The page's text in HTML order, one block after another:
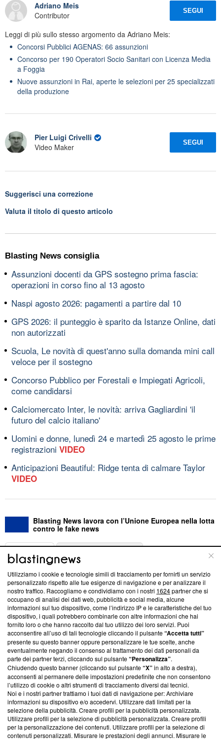
Adriano Meis
Contributor
SEGUI
Leggi di più sullo stesso argomento da Adriano Meis:
Concorsi Pubblici AGENAS: 66 assunzioni
Concorso per 190 Operatori Socio Sanitari con Licenza Media
a Foggia
Nuove assunzioni in Rai, aperte le selezioni per 25 specializzati
della produzione
Pier Luigi Crivelli
Video Maker
SEGUI
Suggerisci una correzione
Valuta il titolo di questo articolo
Blasting News consiglia
Assunzioni docenti da GPS sostegno prima fascia:
operazioni in corso fino al 13 agosto
Naspi agosto 2026: pagamenti a partire dal 10
GPS 2026: il punteggio è sparito da Istanze Online, dati
non autorizzati
Scuola, Le novità di quest'anno sulla domanda mini call
veloce per il sostegno
Concorso Pubblico per Forestali e Impiegati Agricoli,
come candidarsi
Calciomercato Inter, le novità: arriva Gagliardini 'il
futuro del calcio italiano'
Uomini e donne, lunedì 24 e martedì 25 agosto le prime
registrazioni VIDEO
Anticipazioni Beautiful: Ridge tenta di calmare Taylor
VIDEO
Blasting News lavora con l’Unione Europea nella lotta
contro le fake news
ABOUT
Questa sezione offre informazioni trasparenti su Blasting
News, sui nostri processi editoriali e su come ci impegniamo a
creare news di qualità. Inoltre, afferma la nostra aderenza a
‘Trust Project - News with Integrity’Blasting News non è
ancora membro del programma, ma ha richiesto di farne
parte; Trust Project non ha ancora effettuato una verifica di
conformità agli standard.
Su di noi
Team editoriale
Corporate
Redazione
Informativa Privacy
Utilizziamo i cookie e tecnologie simili di tracciamento per fornirti un servizio
personalizzato rispetto alle tue esigenze di navigazione e per analizzare il
nostro traffico. Raccogliamo e condividiamo con i nostri 1624partner che si
occupano di analisi dei dati web, pubblicità e social media, alcune
informazioni sul tuo dispositivo, come l’indirizzo IP e le caratteristiche del tuo
dispositivo, i quali potrebbero combinarle con altre informazioni che hai
fornito loro o che hanno raccolto dal tuo utilizzo dei loro servizi. Puoi
acconsentire all’uso di tali tecnologie cliccando il pulsante“Accetta tutti”
presente su questo banner oppure personalizzare le tue scelte, anche
eventualmente negando il consenso al trattamento dei dati personali da
parte dei partner terzi, cliccando sul pulsante“Personalizza”.
Chiudendo questo banner (cliccando sul pulsante“X”in alto a destra),
acconsenti al permanere delle impostazioni predefinite che non consentono
l’utilizzo di cookie o altri strumenti di tracciamento diversi dai tecnici.
Noi e i nostri partner trattiamo i tuoi dati di navigazione per: Archiviare
informazioni su dispositivo e/o accedervi. Utilizzare dati limitati per la
selezione della pubblicità. Creare profili per la pubblicità personalizzata.
Utilizzare profili per la selezione di pubblicità personalizzata. Creare profili
per la personalizzazione dei contenuti. Utilizzare profili per la selezione di
contenuti personalizzati. Misurare le prestazioni degli annunci. Misurare le